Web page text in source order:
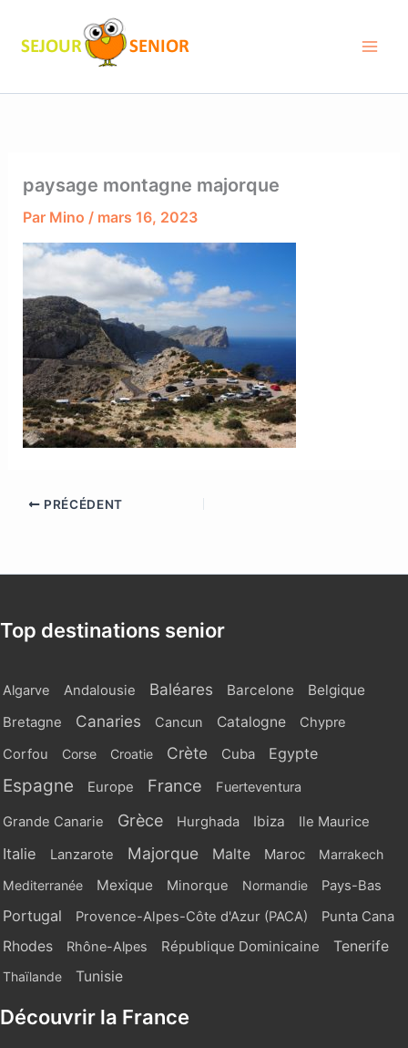
contenu
paysage montagne majorque
Par Mino / mars 16, 2023
PRÉCÉDENT
Top destinations senior
Algarve Andalousie Baléares Barcelone Belgique
Bretagne Canaries Cancun Catalogne
Chypre
Corfou
Corse Croatie Crète Cuba Egypte
Espagne Europe France Fuerteventura
Grande Canarie Grèce Hurghada Ibiza Ile Maurice
Italie Lanzarote Majorque Malte Maroc
Marrakech
Mediterranée
Mexique Minorque Normandie Pays-Bas
Portugal Provence-Alpes-Côte d'Azur (PACA) Punta Cana
Rhodes Rhône-Alpes République Dominicaine Tenerife
Thaïlande Tunisie
Découvrir la France